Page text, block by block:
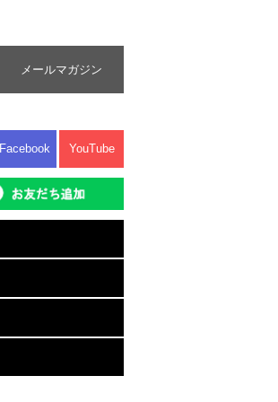
メールマガジン
Facebook YouTube